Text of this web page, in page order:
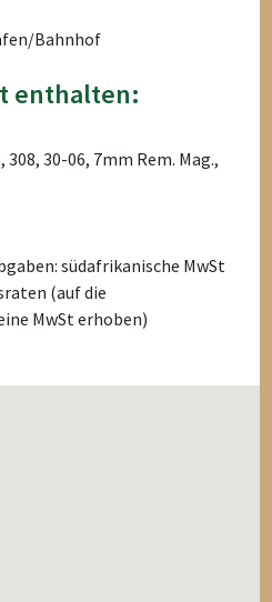
Bahnhof
enthalten:
308, 30-06, 7mm Rem. Mag.,
südafrikanische MwSt
(auf die
MwSt erhoben)